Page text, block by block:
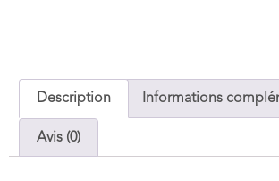
Description Informations
Avis (0)